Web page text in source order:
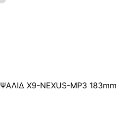
Χ9-NEXUS-MP3 183mm